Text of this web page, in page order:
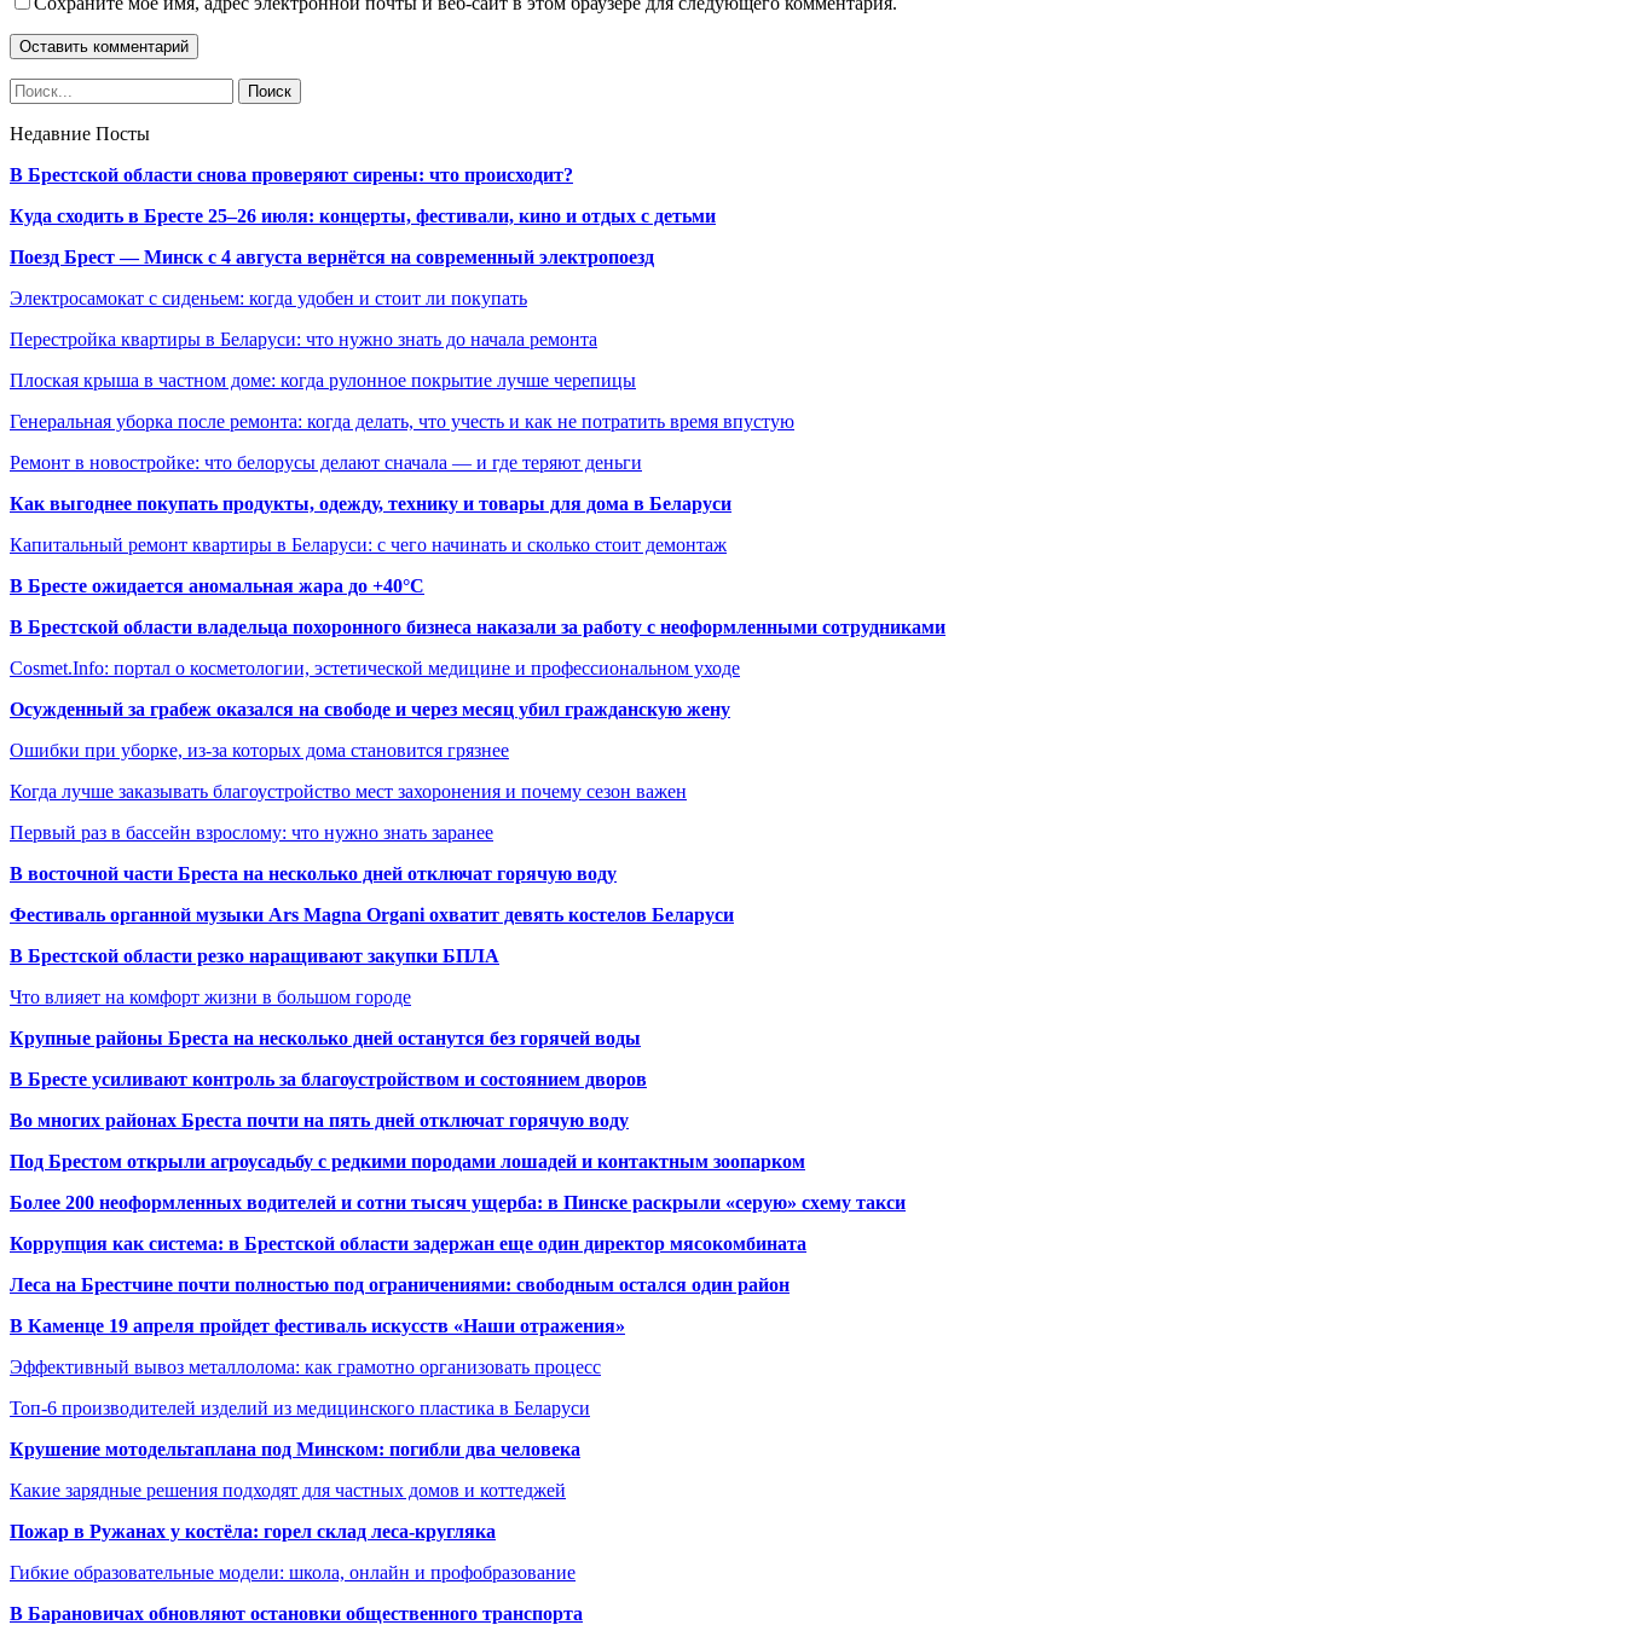
Недавние Посты
В Брестской области снова проверяют сирены: что происходит?
Куда сходить в Бресте 25–26 июля: концерты, фестивали, кино и отдых с детьми
Поезд Брест — Минск с 4 августа вернётся на современный электропоезд
Электросамокат с сиденьем: когда удобен и стоит ли покупать
Перестройка квартиры в Беларуси: что нужно знать до начала ремонта
Плоская крыша в частном доме: когда рулонное покрытие лучше черепицы
Генеральная уборка после ремонта: когда делать, что учесть и как не потратить время впустую
Ремонт в новостройке: что белорусы делают сначала — и где теряют деньги
Как выгоднее покупать продукты, одежду, технику и товары для дома в Беларуси
Капитальный ремонт квартиры в Беларуси: с чего начинать и сколько стоит демонтаж
В Бресте ожидается аномальная жара до +40°C
В Брестской области владельца похоронного бизнеса наказали за работу с неоформленными сотрудниками
Cosmet.Info: портал о косметологии, эстетической медицине и профессиональном уходе
Осужденный за грабеж оказался на свободе и через месяц убил гражданскую жену
Ошибки при уборке, из-за которых дома становится грязнее
Когда лучше заказывать благоустройство мест захоронения и почему сезон важен
Первый раз в бассейн взрослому: что нужно знать заранее
В восточной части Бреста на несколько дней отключат горячую воду
Фестиваль органной музыки Ars Magna Organi охватит девять костелов Беларуси
В Брестской области резко наращивают закупки БПЛА
Что влияет на комфорт жизни в большом городе
Крупные районы Бреста на несколько дней останутся без горячей воды
В Бресте усиливают контроль за благоустройством и состоянием дворов
Во многих районах Бреста почти на пять дней отключат горячую воду
Под Брестом открыли агроусадьбу с редкими породами лошадей и контактным зоопарком
Более 200 неоформленных водителей и сотни тысяч ущерба: в Пинске раскрыли «серую» схему такси
Коррупция как система: в Брестской области задержан еще один директор мясокомбината
Леса на Брестчине почти полностью под ограничениями: свободным остался один район
В Каменце 19 апреля пройдет фестиваль искусств «Наши отражения»
Эффективный вывоз металлолома: как грамотно организовать процесс
Топ-6 производителей изделий из медицинского пластика в Беларуси
Крушение мотодельтаплана под Минском: погибли два человека
Какие зарядные решения подходят для частных домов и коттеджей
Пожар в Ружанах у костёла: горел склад леса-кругляка
Гибкие образовательные модели: школа, онлайн и профобразование
В Барановичах обновляют остановки общественного транспорта